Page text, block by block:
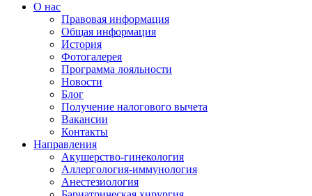
О нас
Правовая информация
Общая информация
История
Фотогалерея
Программа лояльности
Новости
Блог
Получение налогового вычета
Вакансии
Контакты
Направления
Акушерство-гинекология
Аллергология-иммунология
Анестезиология